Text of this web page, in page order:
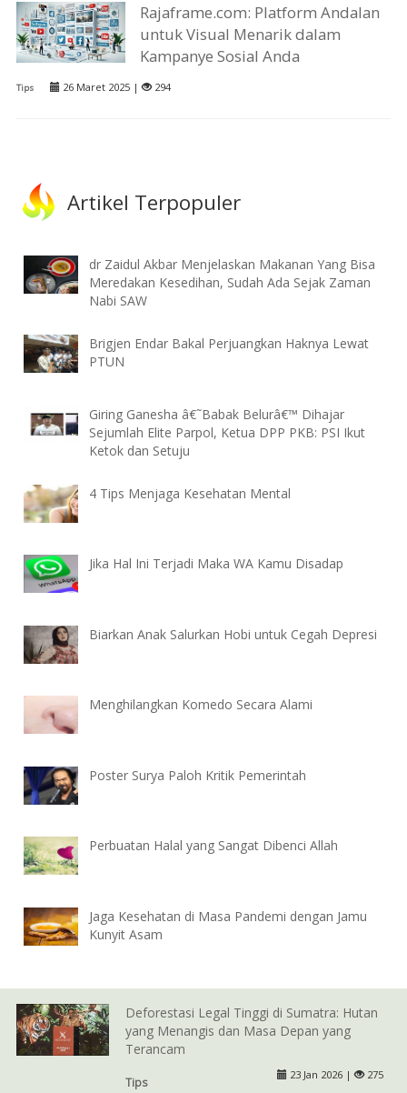
Rajaframe.com: Platform Andalan
untuk Visual Menarik dalam
Kampanye Sosial Anda
Tips 26 Maret 2025 | 294
Artikel Terpopuler
dr Zaidul Akbar Menjelaskan Makanan Yang Bisa
Meredakan Kesedihan, Sudah Ada Sejak Zaman
Nabi SAW
Brigjen Endar Bakal Perjuangkan Haknya Lewat
PTUN
Giring Ganesha â€˜Babak Belurâ€™ Dihajar
Sejumlah Elite Parpol, Ketua DPP PKB: PSI Ikut
Ketok dan Setuju
4 Tips Menjaga Kesehatan Mental
Jika Hal Ini Terjadi Maka WA Kamu Disadap
Biarkan Anak Salurkan Hobi untuk Cegah Depresi
Menghilangkan Komedo Secara Alami
Poster Surya Paloh Kritik Pemerintah
Perbuatan Halal yang Sangat Dibenci Allah
Jaga Kesehatan di Masa Pandemi dengan Jamu
Kunyit Asam
Deforestasi Legal Tinggi di Sumatra: Hutan
yang Menangis dan Masa Depan yang
Terancam
Tips
23 Jan 2026 | 275